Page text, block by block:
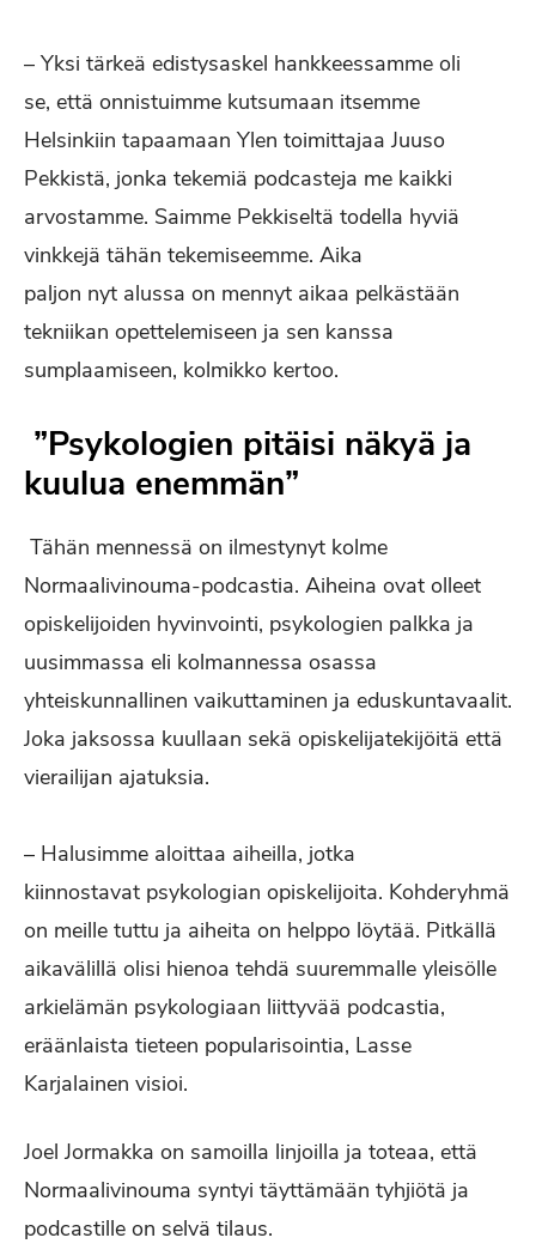
– Yksi tärkeä edistysaskel hankkeessamme oli
se, että onnistuimme kutsumaan itsemme
Helsinkiin tapaamaan Ylen toimittajaa Juuso
Pekkistä, jonka tekemiä podcasteja me kaikki
arvostamme. Saimme Pekkiseltä todella hyviä
vinkkejä tähän tekemiseemme. Aika
paljon nyt alussa on mennyt aikaa pelkästään
tekniikan opettelemiseen ja sen kanssa
sumplaamiseen, kolmikko kertoo.
”Psykologien pitäisi näkyä ja
kuulua enemmän”
Tähän mennessä on ilmestynyt kolme
Normaalivinouma-podcastia. Aiheina ovat olleet
opiskelijoiden hyvinvointi, psykologien palkka ja
uusimmassa eli kolmannessa osassa
yhteiskunnallinen vaikuttaminen ja eduskuntavaalit.
Joka jaksossa kuullaan sekä opiskelijatekijöitä että
vierailijan ajatuksia.
– Halusimme aloittaa aiheilla, jotka
kiinnostavat psykologian opiskelijoita. Kohderyhmä
on meille tuttu ja aiheita on helppo löytää. Pitkällä
aikavälillä olisi hienoa tehdä suuremmalle yleisölle
arkielämän psykologiaan liittyvää podcastia,
eräänlaista tieteen popularisointia, Lasse
Karjalainen visioi.
Joel Jormakka on samoilla linjoilla ja toteaa, että
Normaalivinouma syntyi täyttämään tyhjiötä ja
podcastille on selvä tilaus.